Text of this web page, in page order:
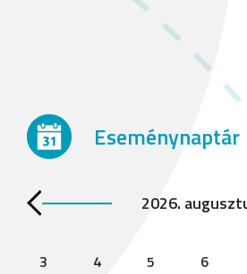
Eseménynaptár
2026.
3
4 5 6